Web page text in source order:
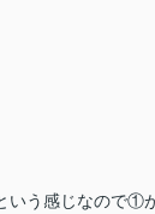
う感じなので①